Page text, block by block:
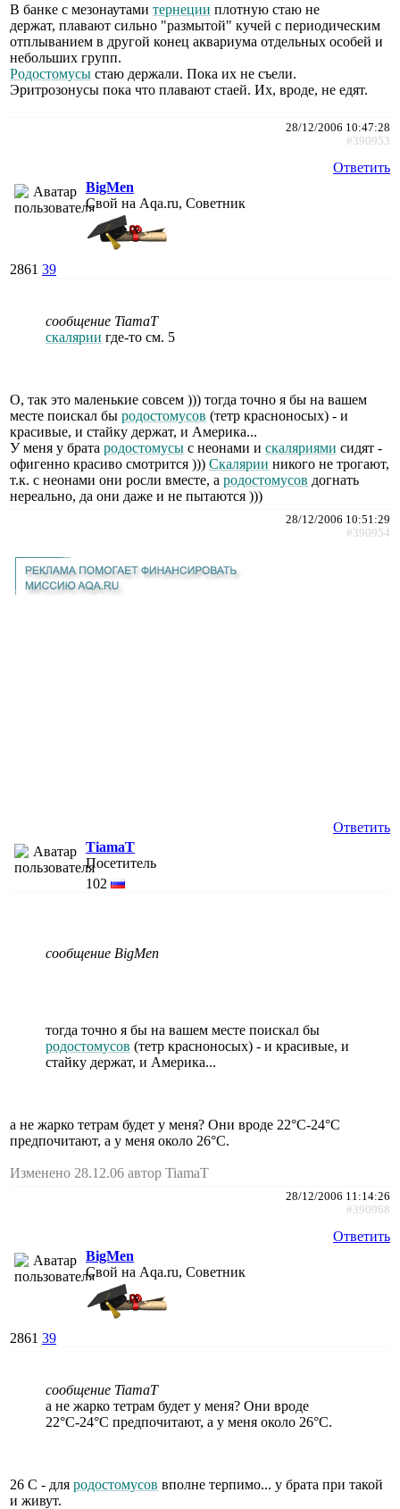
В банке с мезонаутами тернеции плотную стаю не
держат, плавают сильно "размытой" кучей с периодическим
отплыванием в другой конец аквариума отдельных особей и
небольших групп.
Родостомусы стаю держали. Пока их не съели.
Эритрозонусы пока что плавают стаей. Их, вроде, не едят.
28/12/2006 10:47:28
#390953
Ответить
BigMen
Свой на Aqa.ru, Советник
2861 39
сообщение TiamaT
скалярии где-то см. 5
О, так это маленькие совсем ))) тогда точно я бы на вашем
месте поискал бы родостомусов (тетр красноносых) - и
красивые, и стайку держат, и Америка...
У меня у брата родостомусы с неонами и скаляриями сидят -
офигенно красиво смотрится ))) Скалярии никого не трогают,
т.к. с неонами они росли вместе, а родостомусов догнать
нереально, да они даже и не пытаются )))
28/12/2006 10:51:29
#390954
Ответить
TiamaT
Посетитель
102
сообщение BigMen
тогда точно я бы на вашем месте поискал бы
родостомусов (тетр красноносых) - и красивые, и
стайку держат, и Америка...
а не жарко тетрам будет у меня? Они вроде 22°С-24°С
предпочитают, а у меня около 26°С.
Изменено 28.12.06 автор TiamaT
28/12/2006 11:14:26
#390968
Ответить
BigMen
Свой на Aqa.ru, Советник
2861 39
сообщение TiamaT
а не жарко тетрам будет у меня? Они вроде
22°С-24°С предпочитают, а у меня около 26°С.
26 С - для родостомусов вполне терпимо... у брата при такой
и живут.